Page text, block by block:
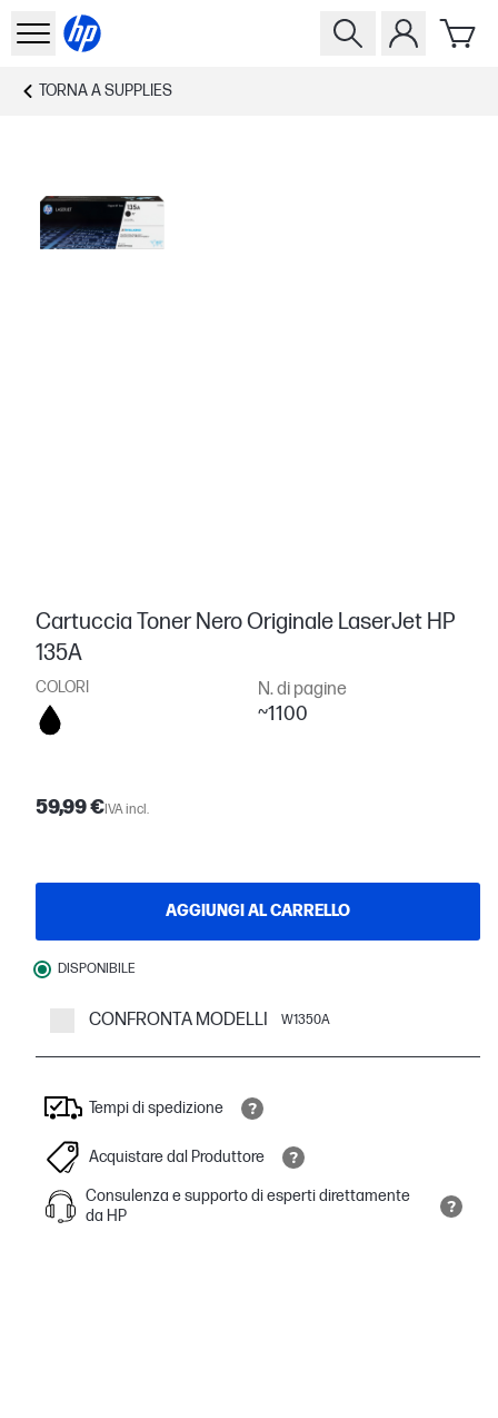
TORNA ASUPPLIES
Cartuccia Toner Nero Originale LaserJet HP
135A
COLORI N. di pagine
~1100
59,99 €IVA incl.
AGGIUNGI AL CARRELLO
DISPONIBILE
CONFRONTA MODELLI W1350A
Tempi di spedizione
Acquistare dal Produttore
Consulenza e supporto di esperti direttamente
da HP